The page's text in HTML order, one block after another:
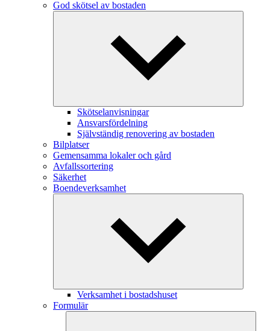
God skötsel av bostaden
Skötselanvisningar
Ansvarsfördelning
Självständig renovering av bostaden
Bilplatser
Gemensamma lokaler och gård
Avfallssortering
Säkerhet
Boendeverksamhet
Verksamhet i bostadshuset
Formulär